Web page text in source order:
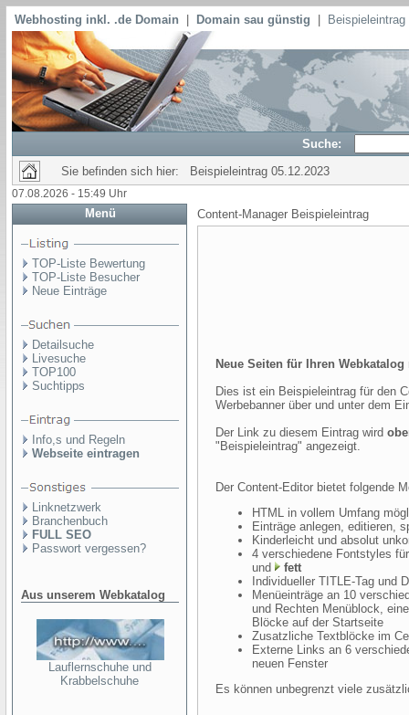
Webhosting inkl. .de Domain Domain sau günstig
Suche:
Sie befinden sich hier: Beispieleintrag 05.12.2023
07.08.2026 - 15:49 Uhr
Menü
TOP-Liste Bewertung
TOP-Liste Besucher
Neue Einträge
Detailsuche
Livesuche
TOP100
Suchtipps
Info,s und Regeln
Webseite eintragen
Linknetzwerk
Branchenbuch
FULL SEO
Passwort vergessen?
Aus unserem Webkatalog
Lauflernschuhe und
Krabbelschuhe
Content-Manager Beispieleintrag
Neue Seiten für Ihren
Dies ist ein Beispieleintrag für den
Werbebanner über und unter dem
Der Link zu diesem Eintrag wird
"Beispieleintrag" angezeigt.
Der Content-Editor bietet folgende
HTML in vollem Umfang
Einträge anlegen, editieren,
Kinderleicht und absolut
4 verschiedene Fontstyles
und
fett
Individueller TITLE-Tag und
Menüeinträge an 10
und Rechten Menüblock,
Blöcke auf der Startseite
Zusatzliche Textblöcke im
Externe Links an 6
neuen Fenster
Es können unbegrenzt viele